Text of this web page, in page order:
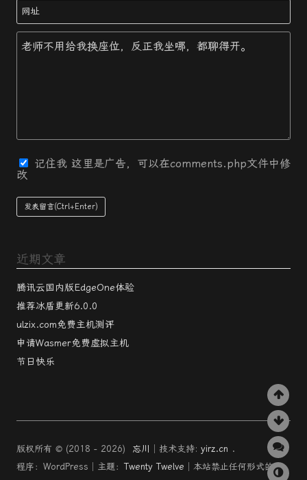
记住我 这里是广告，可以在comments.php文件中修
改
近期文章
腾讯云国内版EdgeOne体验
推荐冰盾更新6.0.0
ulzix.com免费主机测评
申请Wasmer免费虚拟主机
节日快乐
版权所有 © (2018 - 2026) 忘川 │技术支持: yirz.cn .
程序：WordPress│主题：Twenty Twelve │本站禁止任何形式的文